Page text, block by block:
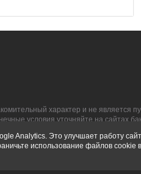
характер и не является
условия уточняйте на сайтах
Analytics. Это улучшает работу
использование файлов cookie